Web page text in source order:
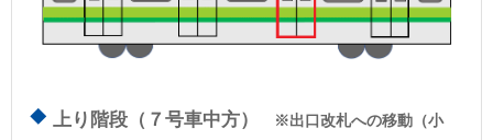
上り階段（７号車中方）
※出口改札への移動（小